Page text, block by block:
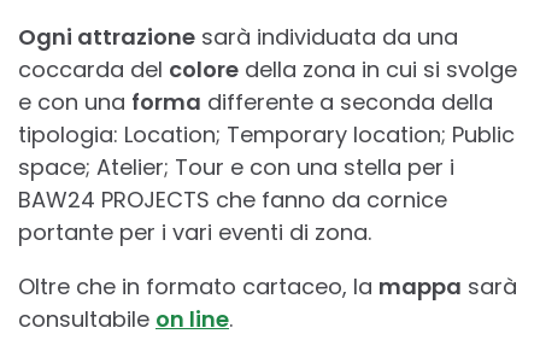
Ogni attrazione sarà individuata da una
coccarda del colore della zona in cui si svolge
e con una forma differente a seconda della
tipologia: Location; Temporary location; Public
space; Atelier; Tour e con una stella per i
BAW24 PROJECTS che fanno da cornice
portante per i vari eventi di zona.
Oltre che in formato cartaceo, la mappa sarà
consultabile on line.